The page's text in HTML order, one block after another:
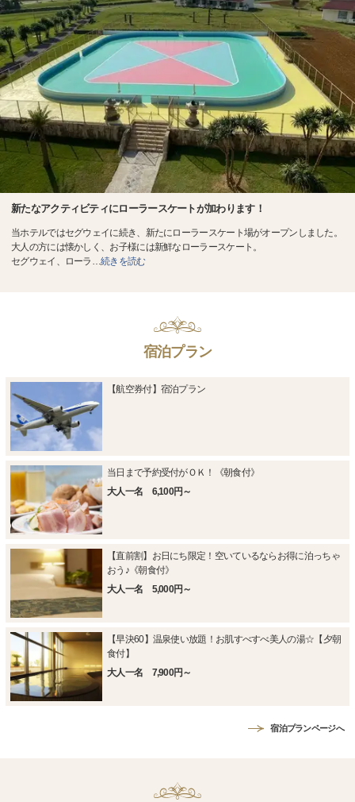
新たなアクティビティにローラースケートが加わります！
当ホテルではセグウェイに続き、新たにローラースケート場がオープンしました。
大人の方には懐かしく、お子様には新鮮なローラースケート。
セグウェイ、ローラ …続きを読む
宿泊プラン
【航空券付】宿泊プラン
当日まで予約受付がＯＫ！《朝食付》
大人一名 6,100円～
【直前割】お日にち限定！空いているならお得に泊っちゃ
おう♪《朝食付》
大人一名 5,000円～
【早決60】温泉使い放題！お肌すべすべ美人の湯☆【夕朝
食付】
大人一名 7,900円～
宿泊プランページへ